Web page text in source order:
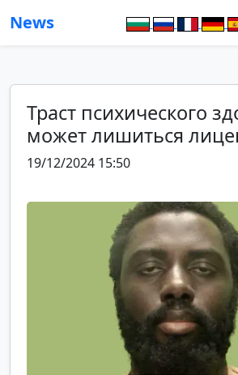
News
Траст психического
может лишиться
19/12/2024 15:50